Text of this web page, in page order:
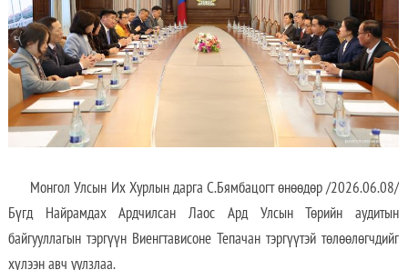
Монгол Улсын Их Хурлын дарга С.Бямбацогт өнөөдөр /2026.06.08/
Бүгд Найрамдах Ардчилсан Лаос Ард Улсын Төрийн аудитын
байгууллагын тэргүүн Виенгтависоне Тепачан тэргүүтэй төлөөлөгчдийг
хүлээн авч уулзлаа.